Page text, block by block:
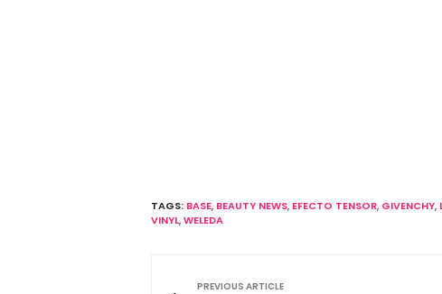
TAGS: BASE, BEAUTY NEWS, EFECTO TENSOR, GIVENCHY,
VINYL,WELEDA
PREVIOUS ARTICLE